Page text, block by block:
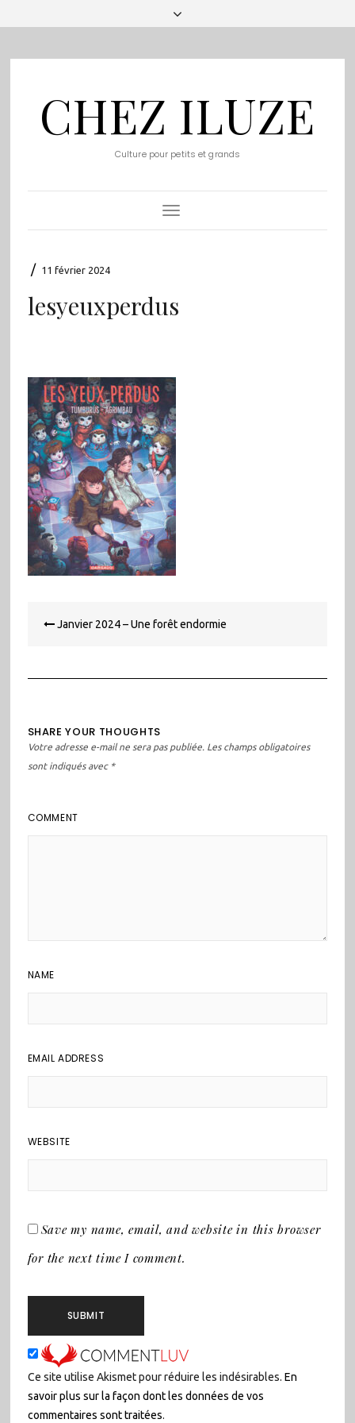
CHEZ ILUZE
Culture pour petits et grands
Toggle
Navigation
/ 11 février 2024
lesyeuxperdus
de Janvier 2024 – Une forêt endormie
SHARE YOUR THOUGHTS
Votre adresse e-mail ne sera pas publiée. Les champs obligatoires
sont indiqués avec *
COMMENT
NAME
EMAIL ADDRESS
WEBSITE
Save my name, email, and website in this browser
for the next time I comment.
Ce site utilise Akismet pour réduire les indésirables. En
savoir plus sur la façon dont les données de vos
commentaires sont traitées.